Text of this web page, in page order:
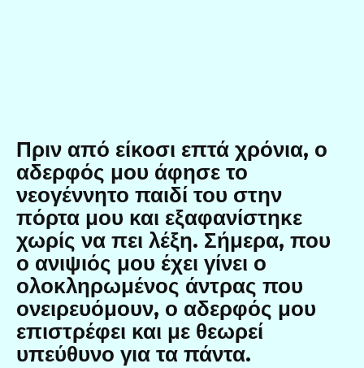
Πριν από είκοσι επτά χρόνια, ο
αδερφός μου άφησε το
νεογέννητο παιδί του στην
πόρτα μου και εξαφανίστηκε
χωρίς να πει λέξη. Σήμερα, που
ο ανιψιός μου έχει γίνει ο
ολοκληρωμένος άντρας που
ονειρευόμουν, ο αδερφός μου
επιστρέφει και με θεωρεί
υπεύθυνο για τα πάντα.